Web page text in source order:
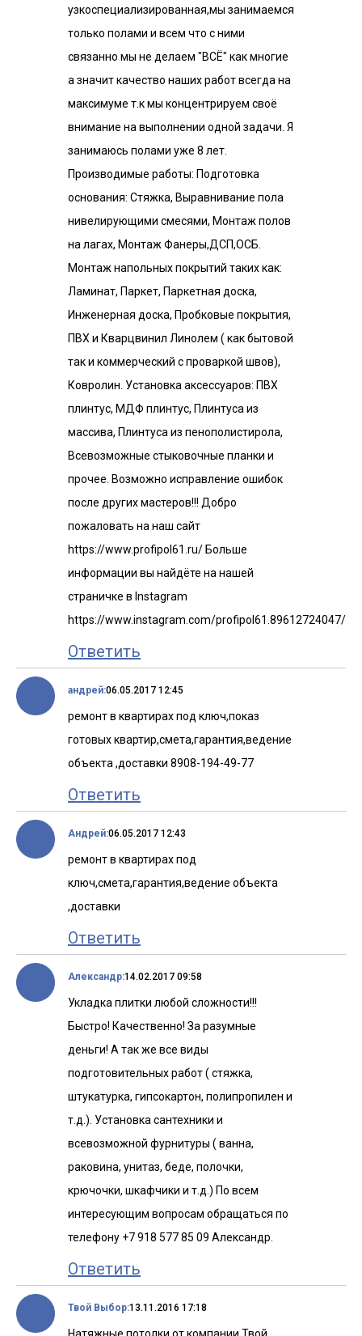
узкоспециализированная,мы занимаемся
только полами и всем что с ними
связанно мы не делаем "ВСЁ" как многие
а значит качество наших работ всегда на
максимуме т.к мы концентрируем своё
внимание на выполнении одной задачи. Я
занимаюсь полами уже 8 лет.
Производимые работы: Подготовка
основания: Стяжка, Выравнивание пола
нивелирующими смесями, Монтаж полов
на лагах, Монтаж Фанеры,ДСП,ОСБ.
Монтаж напольных покрытий таких как:
Ламинат, Паркет, Паркетная доска,
Инженерная доска, Пробковые покрытия,
ПВХ и Кварцвинил Линолем ( как бытовой
так и коммерческий с проваркой швов),
Ковролин. Установка аксессуаров: ПВХ
плинтус, МДФ плинтус, Плинтуса из
массива, Плинтуса из пенополистирола,
Всевозможные стыковочные планки и
прочее. Возможно исправление ошибок
после других мастеров!!! Добро
пожаловать на наш сайт
https://www.profipol61.ru/ Больше
информации вы найдёте на нашей
страничке в Instagram
https://www.instagram.com/profipol61.89612724047/
Ответить
андрей:06.05.2017 12:45
ремонт в квартирах под ключ,показ
готовых квартир,смета,гарантия,ведение
объекта ,доставки 8908-194-49-77
Ответить
Андрей:06.05.2017 12:43
ремонт в квартирах под
ключ,смета,гарантия,ведение объекта
,доставки
Ответить
Александр:14.02.2017 09:58
Укладка плитки любой сложности!!!
Быстро! Качественно! За разумные
деньги! А так же все виды
подготовительных работ ( стяжка,
штукатурка, гипсокартон, полипропилен и
т.д.). Установка сантехники и
всевозможной фурнитуры ( ванна,
раковина, унитаз, беде, полочки,
крючочки, шкафчики и т.д.) По всем
интересующим вопросам обращаться по
телефону +7 918 577 85 09 Александр.
Ответить
Твой Выбор:13.11.2016 17:18